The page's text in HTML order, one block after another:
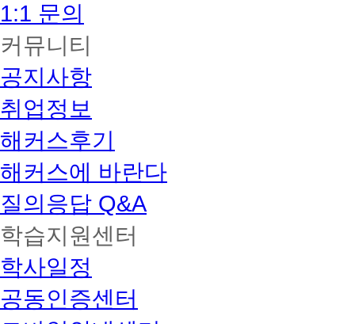
1:1 문의
커뮤니티
공지사항
취업정보
해커스후기
해커스에 바란다
질의응답 Q&A
학습지원센터
학사일정
공동인증센터